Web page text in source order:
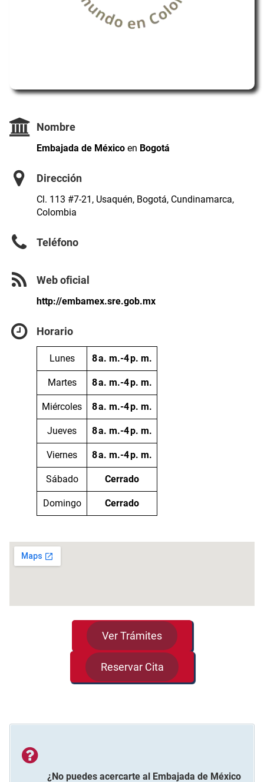
Nombre
Embajada de México en Bogotá
Dirección
Cl. 113 #7-21, Usaquén, Bogotá, Cundinamarca,
Colombia
Teléfono
Web oficial
http://embamex.sre.gob.mx
Horario
Lunes 8 a. m.-4 p. m.
Martes 8 a. m.-4 p. m.
Miércoles 8 a. m.-4 p. m.
Jueves 8 a. m.-4 p. m.
Viernes 8 a. m.-4 p. m.
Sábado Cerrado
Domingo Cerrado
Ver Trámites
Reservar Cita
¿No puedes acercarte al Embajada de México